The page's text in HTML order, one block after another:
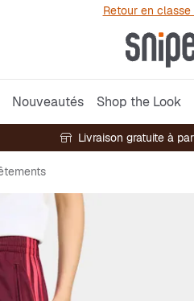
Retour en
Nouveautés Shop the Look
Livraison gratuite à